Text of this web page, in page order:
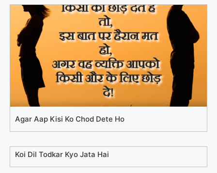
Agar Aap Kisi Ko Chod Dete Ho
Koi Dil Todkar Kyo Jata Hai